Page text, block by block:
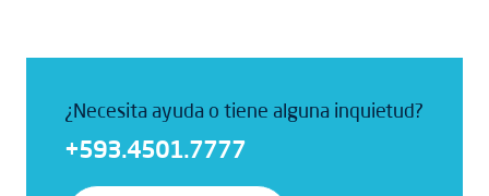
¿Necesita ayuda o tiene alguna inquietud?
+593.4501.7777